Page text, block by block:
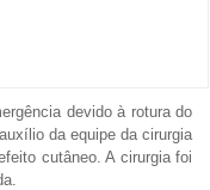
devido à rotura do
da equipe da cirurgia
cutâneo. A cirurgia foi